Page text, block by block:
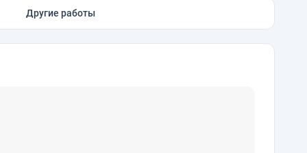
Другие работы